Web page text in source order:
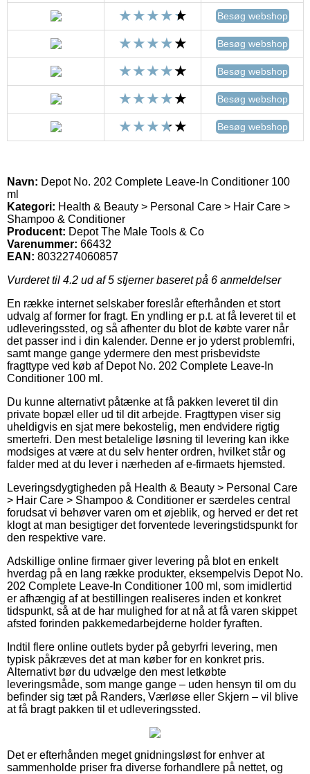
Besøg webshop
Besøg webshop
Besøg webshop
Besøg webshop
Besøg webshop
Navn: Depot No. 202 Complete Leave-In Conditioner 100
ml
Kategori: Health & Beauty > Personal Care > Hair Care >
Shampoo & Conditioner
Producent: Depot The Male Tools & Co
Varenummer: 66432
EAN: 8032274060857
Vurderet til 4.2 ud af 5 stjerner baseret på 6 anmeldelser
En række internet selskaber foreslår efterhånden et stort
udvalg af former for fragt. En yndling er p.t. at få leveret til et
udleveringssted, og så afhenter du blot de købte varer når
det passer ind i din kalender. Denne er jo yderst problemfri,
samt mange gange ydermere den mest prisbevidste
fragttype ved køb af Depot No. 202 Complete Leave-In
Conditioner 100 ml.
Du kunne alternativt påtænke at få pakken leveret til din
private bopæl eller ud til dit arbejde. Fragttypen viser sig
uheldigvis en sjat mere bekostelig, men endvidere rigtig
smertefri. Den mest betalelige løsning til levering kan ikke
modsiges at være at du selv henter ordren, hvilket står og
falder med at du lever i nærheden af e-firmaets hjemsted.
Leveringsdygtigheden på Health & Beauty > Personal Care
> Hair Care > Shampoo & Conditioner er særdeles central
forudsat vi behøver varen om et øjeblik, og herved er det ret
klogt at man besigtiger det forventede leveringstidspunkt for
den respektive vare.
Adskillige online firmaer giver levering på blot en enkelt
hverdag på en lang række produkter, eksempelvis Depot No.
202 Complete Leave-In Conditioner 100 ml, som imidlertid
er afhængig af at bestillingen realiseres inden et konkret
tidspunkt, så at de har mulighed for at nå at få varen skippet
afsted forinden pakkemedarbejderne holder fyraften.
Indtil flere online outlets byder på gebyrfri levering, men
typisk påkræves det at man køber for en konkret pris.
Alternativt bør du udvælge den mest letkøbte
leveringsmåde, som mange gange – uden hensyn til om du
befinder sig tæt på Randers, Værløse eller Skjern – vil blive
at få bragt pakken til et udleveringssted.
Det er efterhånden meget gnidningsløst for enhver at
sammenholde priser fra diverse forhandlere på nettet, og